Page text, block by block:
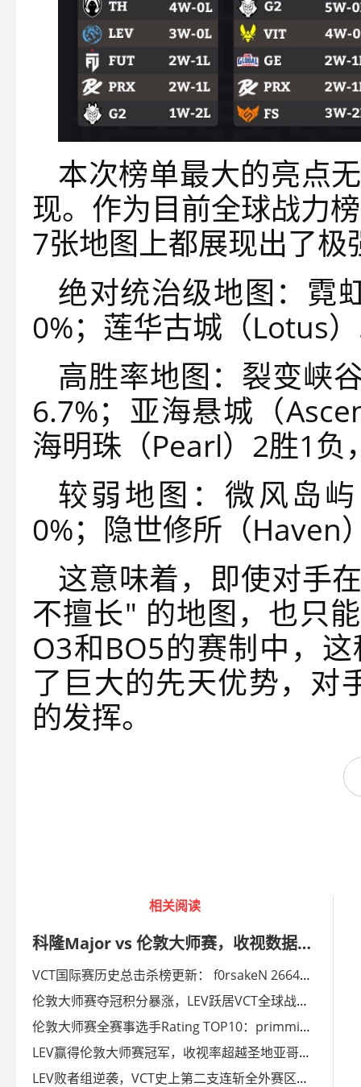
本次榜单最大的亮点
现。作为目前全球战力
7张地图上都展现出了极
绝对统治级地图：霓
0%；莲华古城（Lotus
高胜率地图：裂变峡
6.7%；亚海悬城（
海明珠（Pearl）2胜1负
较弱地图：微风岛
0%；隐世修所（Haven
这意味着，即使对手
不擅长" 的地图，也只
O3和BO5的赛制中，
了巨大的先天优势，对
的发挥。
相关阅读
科隆Major vs 伦敦大师赛，收视数据对比
VCT国际赛历史总击杀榜更新： f0rsakeN 2664杀稳居历史击杀王
伦敦大师赛夺冠积分暴涨，LEV跃居VCT全球战力榜第一
伦敦大师赛全赛事选手Rating TOP10：primmie1.40断层登顶
LEV赢得伦敦大师赛冠军，收视率超越圣地亚哥大师赛
LEV败者组逆袭，VCT史上第二支连斩全外赛区一号种子的冠军战队